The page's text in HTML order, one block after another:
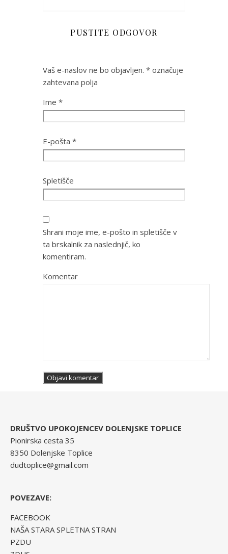
PUSTITE ODGOVOR
Vaš e-naslov ne bo objavljen. * označuje
zahtevana polja
Ime *
E-pošta *
Spletišče
Shrani moje ime, e-pošto in spletišče v
ta brskalnik za naslednjič, ko
komentiram.
Komentar
DRUŠTVO UPOKOJENCEV DOLENJSKE TOPLICE
Pionirska cesta 35
8350 Dolenjske Toplice
dudtoplice@gmail.com
POVEZAVE:
FACEBOOK
NAŠA STARA SPLETNA STRAN
PZDU